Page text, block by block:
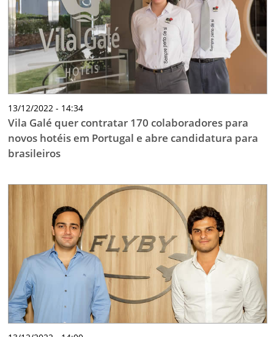
13/12/2022 - 14:34
Vila Galé quer contratar 170 colaboradores para
novos hotéis em Portugal e abre candidatura para
brasileiros